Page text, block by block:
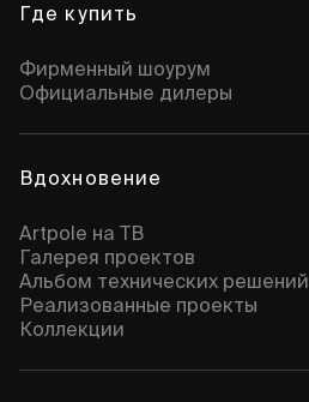
Где купить
Фирменный шоурум
Официальные дилеры
Вдохновение
Artpole на ТВ
Галерея проектов
Альбом технических решений
Реализованные проекты
Коллекции